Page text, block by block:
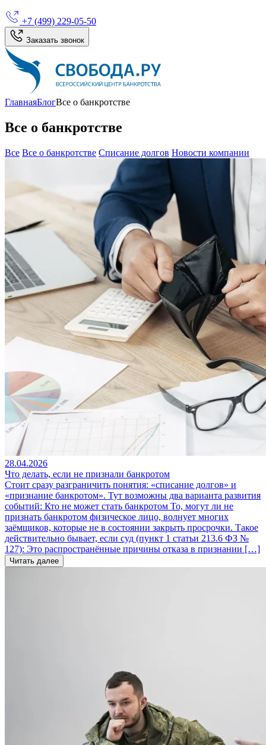
+7 (499) 229-05-50
Заказать звонок
ГлавнаяБлогВсе о банкротстве
Все о банкротстве
Все Все о банкротстве Списание долгов Новости компании
28.04.2026
Что делать, если не признали банкротом
Стоит сразу разграничить понятия: «списание долгов» и
«признание банкротом». Тут возможны два варианта развития
событий: Кто не может стать банкротом То, могут ли не
признать банкротом физическое лицо, волнует многих
заёмщиков, которые не в состоянии закрыть просрочки. Такое
действительно бывает, если суд (пункт 1 статьи 213.6 ФЗ №
127): Это распространённые причины отказа в признании […]
Читать далее